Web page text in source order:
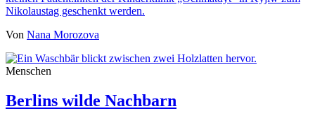
Nikolaustag geschenkt werden.
Von Nana Morozova
Menschen
Berlins wilde Nachbarn